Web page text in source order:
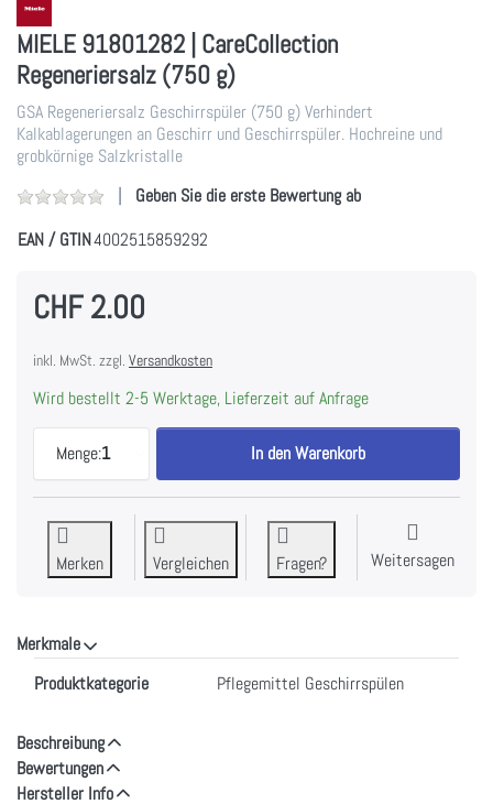
MIELE 91801282 | CareCollection
Regeneriersalz (750 g)
GSA Regeneriersalz Geschirrspüler (750 g) Verhindert
Kalkablagerungen an Geschirr und Geschirrspüler. Hochreine und
grobkörnige Salzkristalle
Geben Sie die erste Bewertung ab
EAN / GTIN4002515859292
CHF 2.00
inkl. MwSt. zzgl. Versandkosten
Wird bestellt 2-5 Werktage, Lieferzeit auf Anfrage
Menge:1
MIELE 91801282 | CareCollection Regeneriersalz
In den Warenkorb
Merken Vergleichen Fragen? Weitersagen
Merkmale
Produktkategorie Pflegemittel Geschirrspülen
Beschreibung
Bewertungen
Hersteller Info